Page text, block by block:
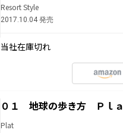
Resort Style
2017.10.04 発売
当社在庫切れ
０１ 地球の歩き方 Ｐｌ
Plat